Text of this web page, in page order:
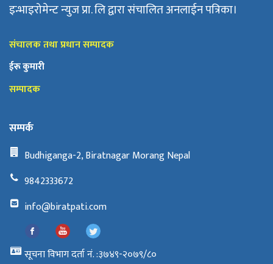
इन्भाइरोमेन्ट न्युज प्रा. लि द्वारा संचालित अनलाईन पत्रिका।
संचालक तथा प्रधान सम्पादक
ईरू कुमारी
सम्पादक
सम्पर्क
Budhiganga-2, Biratnagar Morang Nepal
9842333672
info@biratpati.com
सूचना विभाग दर्ता नं. :३७४९-२०७९/८०